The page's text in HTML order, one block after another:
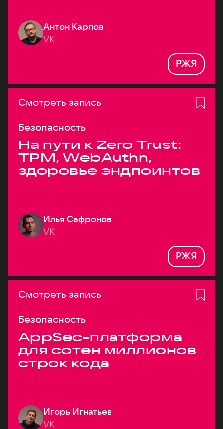
Антон Карпов
VK
РЖЯ
Смотреть запись
Безопасность
На пути к Zero Trust:
TPM, WebAuthn,
здоровье эндпоинтов
Илья Сафронов
VK
РЖЯ
Смотреть запись
Безопасность
AppSec-платформа
для сотен миллионов
строк кода
Игорь Игнатьев
VK